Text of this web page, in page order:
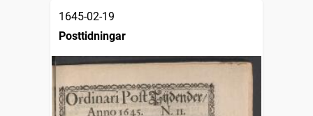
1645-02-19
Posttidningar